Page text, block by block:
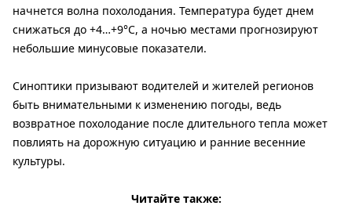
начнется волна похолодания. Температура будет днем ​​
снижаться до +4…+9°C, а ночью местами прогнозируют
небольшие минусовые показатели.
Синоптики призывают водителей и жителей регионов
быть внимательными к изменению погоды, ведь
возвратное похолодание после длительного тепла может
повлиять на дорожную ситуацию и ранние весенние
культуры.
Читайте также: